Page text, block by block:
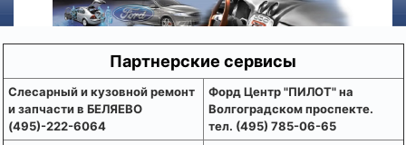
Партнерские сервисы
Слесарный и кузовной ремонт
и запчасти в БЕЛЯЕВО
(495)-222-6064
Форд Центр "ПИЛОТ" на
Волгоградском проспекте.
тел. (495) 785-06-65